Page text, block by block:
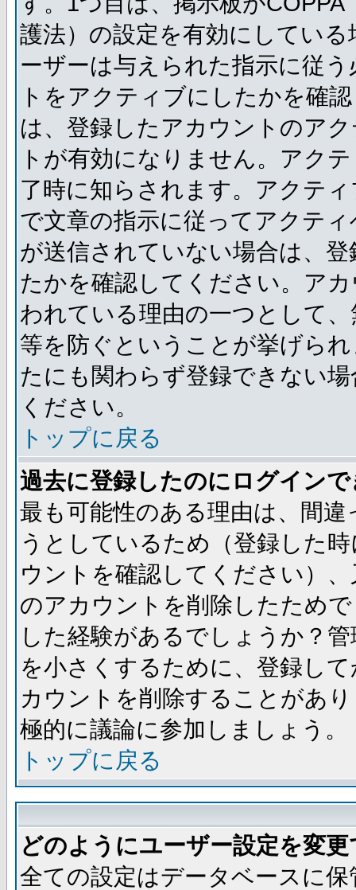
護法）の設定を有効にしてい
ーザーは与えられた指示に従
トをアクティブにしたかを確
は、登録したアカウントのア
トが有効になりません。アク
了時に知らされます。アクテ
で文章の指示に従ってアクテ
が送信されていない場合は、
たかを確認してください。ア
われている理由の一つとして
等を防ぐということが挙げら
たにも関わらず登録できない
ください。
トップに戻る
過去に登録したのにログイン
最も可能性のある理由は、間
うとしているため（登録した
ウントを確認してください）
のアカウントを削除したため
した経験があるでしょうか？
を小さくするために、登録し
カウントを削除することがあ
極的に議論に参加しましょう。
トップに戻る
どのようにユーザー設定を変
全ての設定はデータベースに